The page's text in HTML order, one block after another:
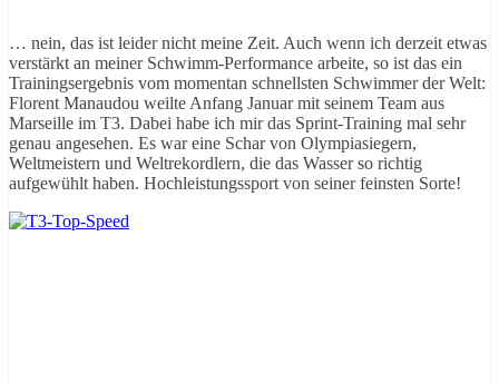
… nein, das ist leider nicht meine Zeit. Auch wenn ich derzeit etwas
verstärkt an meiner Schwimm-Performance arbeite, so ist das ein
Trainingsergebnis vom momentan schnellsten Schwimmer der Welt:
Florent Manaudou weilte Anfang Januar mit seinem Team aus
Marseille im T3. Dabei habe ich mir das Sprint-Training mal sehr
genau angesehen. Es war eine Schar von Olympiasiegern,
Weltmeistern und Weltrekordlern, die das Wasser so richtig
aufgewühlt haben. Hochleistungssport von seiner feinsten Sorte!